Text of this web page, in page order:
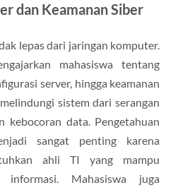
dan Keamanan Siber
lepas dari jaringan komputer.
mahasiswa tentang
server, hingga keamanan
sistem dari serangan
kebocoran data. Pengetahuan
sangat penting karena
ahli TI yang mampu
informasi. Mahasiswa juga